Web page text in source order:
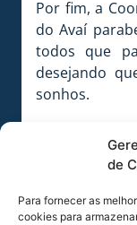
de
Para fornecer as
cookies para
Por fim, a
do Avaí
todos que
desejando
sonhos.